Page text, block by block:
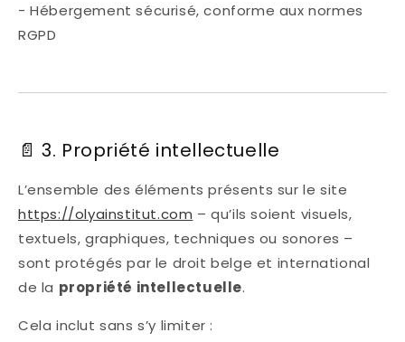
- Hébergement sécurisé, conforme aux normes
RGPD
📄 3. Propriété intellectuelle
L’ensemble des éléments présents sur le site
https://olyainstitut.com – qu’ils soient visuels,
textuels, graphiques, techniques ou sonores –
sont protégés par le droit belge et international
de la propriété intellectuelle.
Cela inclut sans s’y limiter :